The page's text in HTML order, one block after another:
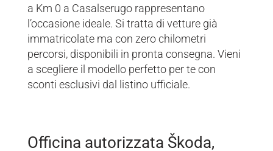
a Km 0 a Casalserugo rappresentano
l’occasione ideale. Si tratta di vetture già
immatricolate ma con zero chilometri
percorsi, disponibili in pronta consegna. Vieni
a scegliere il modello perfetto per te con
sconti esclusivi dal listino ufficiale.
Officina autorizzata Škoda,